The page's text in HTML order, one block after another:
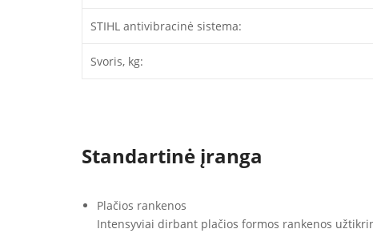
STIHL antivibracinė sistema:
Svoris, kg:
Standartinė įranga
Plačios rankenos
Intensyviai dirbant plačios formos rankenos